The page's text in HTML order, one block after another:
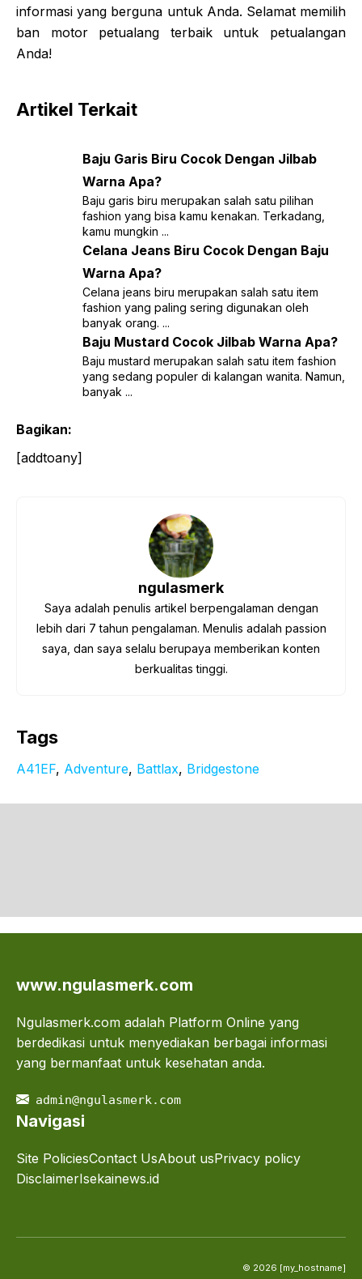
informasi yang berguna untuk Anda. Selamat memilih
ban motor petualang terbaik untuk petualangan
Anda!
Artikel Terkait
Baju Garis Biru Cocok Dengan Jilbab
Warna Apa?
Baju garis biru merupakan salah satu pilihan
fashion yang bisa kamu kenakan. Terkadang,
kamu mungkin ...
Celana Jeans Biru Cocok Dengan Baju
Warna Apa?
Celana jeans biru merupakan salah satu item
fashion yang paling sering digunakan oleh
banyak orang. ...
Baju Mustard Cocok Jilbab Warna Apa?
Baju mustard merupakan salah satu item fashion
yang sedang populer di kalangan wanita. Namun,
banyak ...
Bagikan:
[addtoany]
ngulasmerk
Saya adalah penulis artikel berpengalaman dengan
lebih dari 7 tahun pengalaman. Menulis adalah passion
saya, dan saya selalu berupaya memberikan konten
berkualitas tinggi.
Tags
A41EF, Adventure, Battlax, Bridgestone
www.ngulasmerk.com
Ngulasmerk.com adalah Platform Online yang
berdedikasi untuk menyediakan berbagai informasi
yang bermanfaat untuk kesehatan anda.
admin@ngulasmerk.com
Navigasi
Site PoliciesContact UsAbout usPrivacy policy
DisclaimerIsekainews.id
© 2026 [my_hostname]